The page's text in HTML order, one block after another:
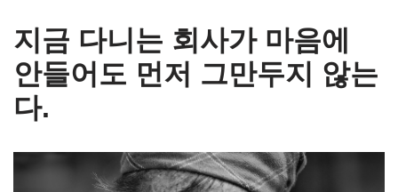
지금 다니는 회사가 마음에
안들어도 먼저 그만두지 않는
다.